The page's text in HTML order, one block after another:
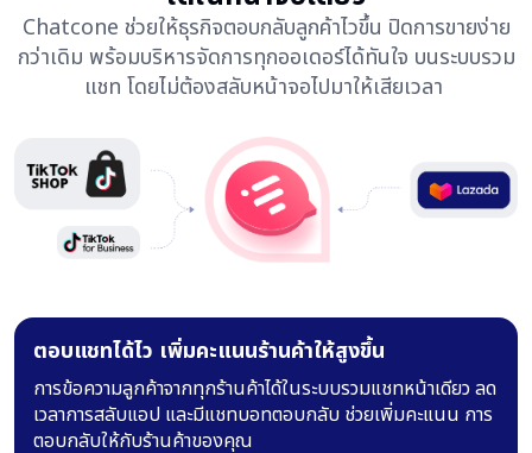
Chatcone ช่วยให้ธุรกิจตอบกลับลูกค้าไวขึ้น ปิดการขายง่าย
กว่าเดิม พร้อมบริหารจัดการทุกออเดอร์ได้ทันใจ บนระบบรวม
แชท โดยไม่ต้องสลับหน้าจอไปมาให้เสียเวลา
ตอบแชทได้ไว เพิ่มคะแนนร้านค้าให้สูงขึ้น
การข้อความลูกค้าจากทุกร้านค้าได้ในระบบรวมแชทหน้าเดียว ลด
เวลาการสลับแอป และมีแชทบอทตอบกลับ ช่วยเพิ่มคะแนน การ
ตอบกลับให้กับร้านค้าของคุณ